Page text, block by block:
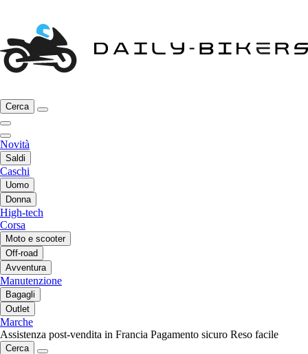
Cerca
Novità
Saldi
Caschi
Uomo
Donna
High-tech
Corsa
Moto e scooter
Off-road
Avventura
Manutenzione
Bagagli
Outlet
Marche
Assistenza post-vendita in Francia Pagamento sicuro Reso facile
Cerca